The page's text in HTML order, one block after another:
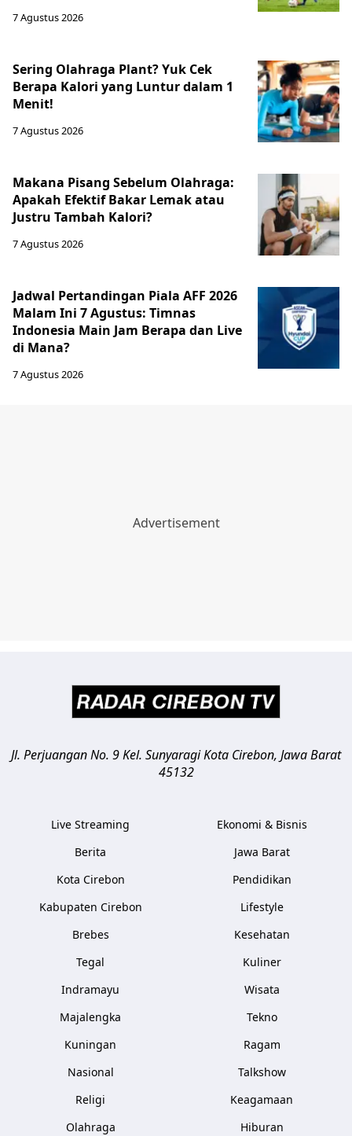
7 Agustus 2026
Sering Olahraga Plant? Yuk Cek
Berapa Kalori yang Luntur dalam 1
Menit!
7 Agustus 2026
Makana Pisang Sebelum Olahraga:
Apakah Efektif Bakar Lemak atau
Justru Tambah Kalori?
7 Agustus 2026
Jadwal Pertandingan Piala AFF 2026
Malam Ini 7 Agustus: Timnas
Indonesia Main Jam Berapa dan Live
di Mana?
7 Agustus 2026
Jl. Perjuangan No. 9 Kel. SunyaragiKota Cirebon, Jawa Barat
45132
Live Streaming
Berita
Kota Cirebon
Kabupaten Cirebon
Brebes
Tegal
Indramayu
Majalengka
Kuningan
Nasional
Religi
Olahraga
Ekonomi & Bisnis
Jawa Barat
Pendidikan
Lifestyle
Kesehatan
Kuliner
Wisata
Tekno
Ragam
Talkshow
Keagamaan
Hiburan